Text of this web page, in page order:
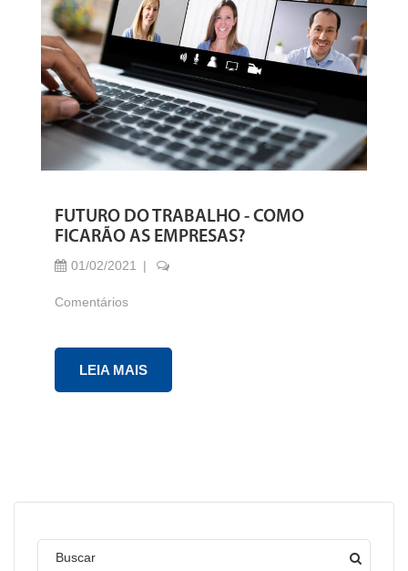
FUTURO DO TRABALHO - COMO
FICARÃO AS EMPRESAS?
01/02/2021
Comentários
LEIA MAIS
Buscar